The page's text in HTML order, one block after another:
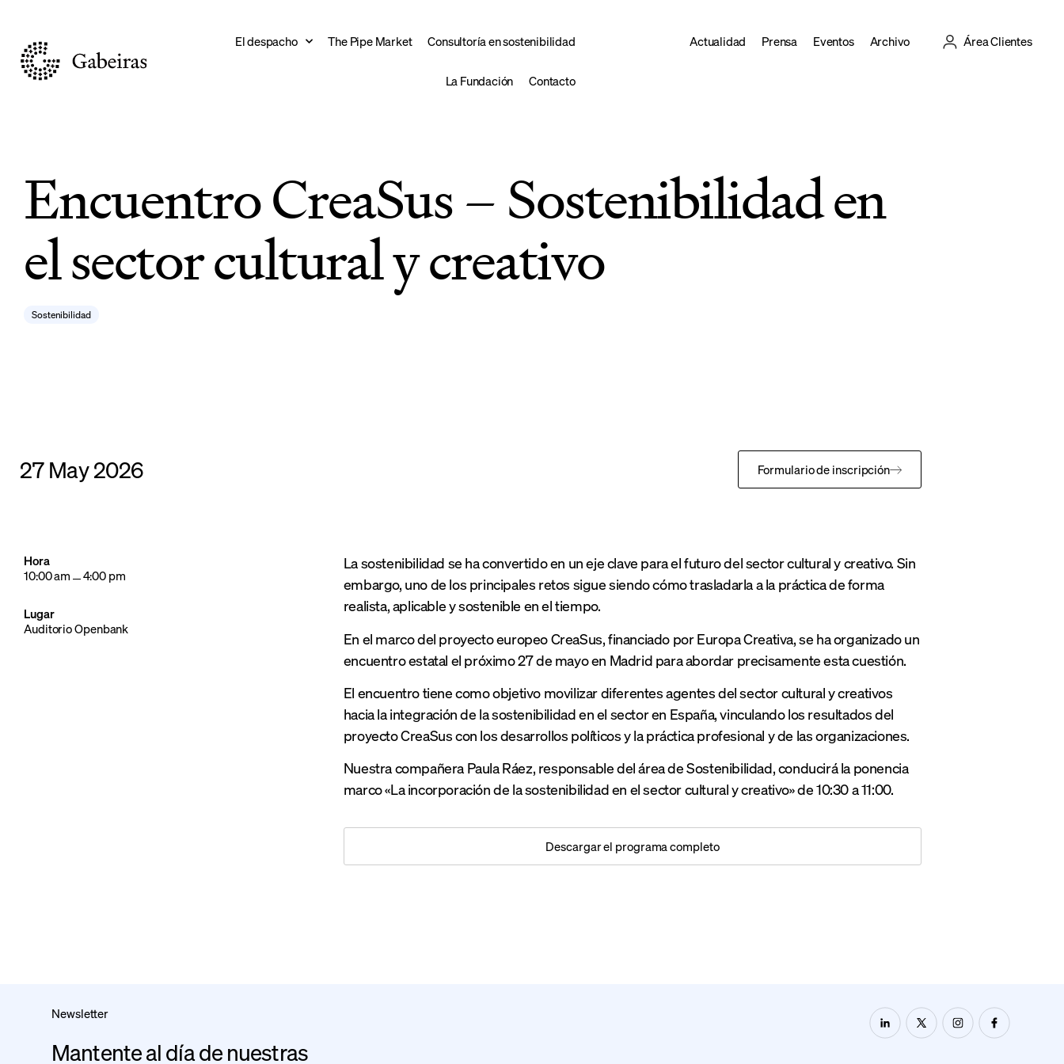
El despacho The Pipe Market Consultoría en sostenibilidad
La Fundación Contacto
Actualidad Prensa Eventos Archivo Área Clientes
Encuentro CreaSus – Sostenibilidad en
el sector cultural y creativo
Sostenibilidad
27 May 2026 Formulario de inscripción
Hora
10:00 am
4:00 pm
Lugar
Auditorio Openbank
La sostenibilidad se ha convertido en un eje clave para el futuro del sector cultural y creativo. Sin
embargo, uno de los principales retos sigue siendo cómo trasladarla a la práctica de forma
realista, aplicable y sostenible en el tiempo.
En el marco del proyecto europeo CreaSus, financiado por Europa Creativa, se ha organizado un
encuentro estatal el próximo 27 de mayo en Madrid para abordar precisamente esta cuestión.
El encuentro tiene como objetivo movilizar diferentes agentes del sector cultural y creativos
hacia la integración de la sostenibilidad en el sector en España, vinculando los resultados del
proyecto CreaSus con los desarrollos políticos y la práctica profesional y de las organizaciones.
Nuestra compañera Paula Ráez, responsable del área de Sostenibilidad, conducirá la ponencia
marco «La incorporación de la sostenibilidad en el sector cultural y creativo» de 10:30 a 11:00.
Descargar el programa completo
Newsletter
Mantente al día de nuestras